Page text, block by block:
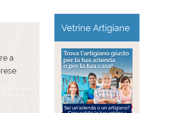
a
Vetrine Artigiane